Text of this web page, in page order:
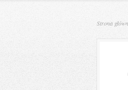
Strona